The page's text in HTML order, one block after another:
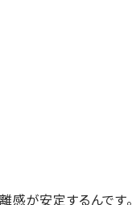
感が安定するんです。